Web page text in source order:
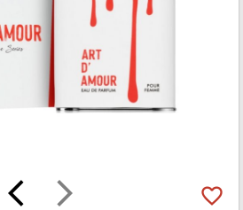
arrow_forward_ios
arrow_back_ios favorite_border